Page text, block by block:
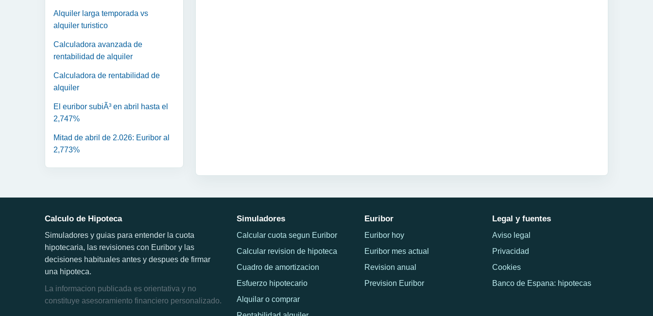
Alquiler larga temporada vs
alquiler turistico
Calculadora avanzada de
rentabilidad de alquiler
Calculadora de rentabilidad de
alquiler
El euribor subiÃ³ en abril hasta el
2,747%
Mitad de abril de 2.026: Euribor al
2,773%
Calculo de Hipoteca
Simuladores y guias para entender la cuota
hipotecaria, las revisiones con Euribor y las
decisiones habituales antes y despues de firmar
una hipoteca.
La informacion publicada es orientativa y no
constituye asesoramiento financiero personalizado.
Simuladores
Calcular cuota segun Euribor
Calcular revision de hipoteca
Cuadro de amortizacion
Esfuerzo hipotecario
Alquilar o comprar
Euribor
Euribor hoy
Euribor mes actual
Revision anual
Prevision Euribor
Legal y fuentes
Aviso legal
Privacidad
Cookies
Banco de Espana: hipotecas